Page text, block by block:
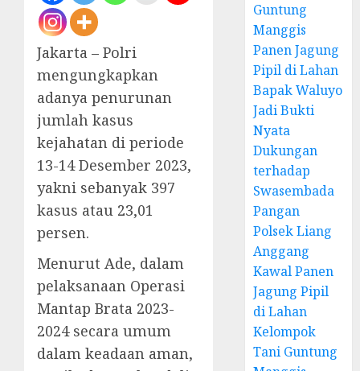
Jakarta – Polri
mengungkapkan
adanya penurunan
jumlah kasus
kejahatan di periode
13-14 Desember 2023,
yakni sebanyak 397
kasus atau 23,01
persen.
Menurut Ade, dalam
pelaksanaan Operasi
Mantap Brata 2023-
2024 secara umum
dalam keadaan aman,
Guntung
Manggis
Panen Jagung
Pipil di Lahan
Bapak Waluyo
Jadi Bukti
Nyata
Dukungan
terhadap
Swasembada
Pangan
Polsek Liang
Anggang
Kawal Panen
Jagung Pipil
di Lahan
Kelompok
Tani Guntung